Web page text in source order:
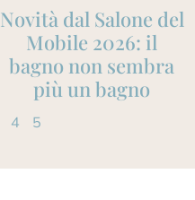
Novità dal Salone del
Mobile 2026: il
bagno non sembra
più un bagno
4 5